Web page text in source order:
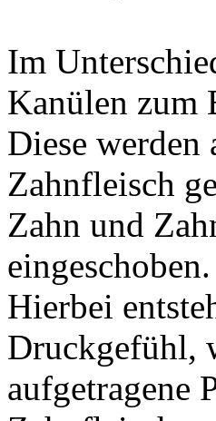
Im
Kanülen zum
Diese werden
Zahnfleisch
Zahn und
eingeschoben.
Hierbei
Druckgefühl,
aufgetragene